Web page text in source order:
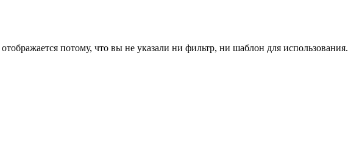
потому, что вы не указали ни фильтр, ни шаблон для использования.